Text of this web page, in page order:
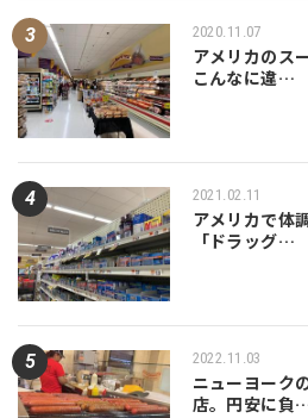
2020.11.07
アメリカのス
こんなに違…
2021.02.11
アメリカで体
「ドラッグ…
2022.11.03
ニューヨーク
店。円安に負